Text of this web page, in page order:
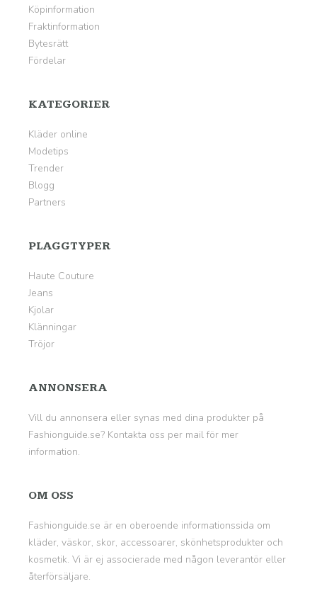
Köpinformation
Fraktinformation
Bytesrätt
Fördelar
KATEGORIER
Kläder online
Modetips
Trender
Blogg
Partners
PLAGGTYPER
Haute Couture
Jeans
Kjolar
Klänningar
Tröjor
ANNONSERA
Vill du annonsera eller synas med dina produkter på
Fashionguide.se? Kontakta oss per mail för mer
information.
OM OSS
Fashionguide.se är en oberoende informationssida om
kläder, väskor, skor, accessoarer, skönhetsprodukter och
kosmetik. Vi är ej associerade med någon leverantör eller
återförsäljare.